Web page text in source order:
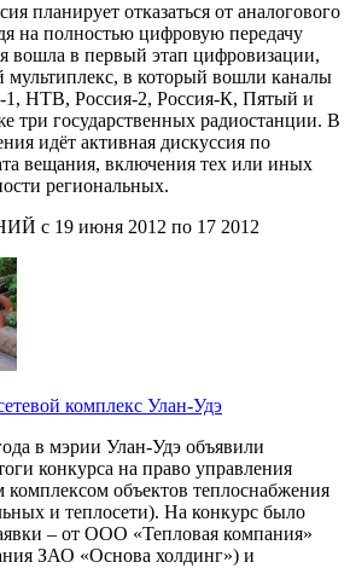
планирует отказаться от аналогового
на полностью цифровую передачу
вошла в первый этап цифровизации,
мультиплекс, в который вошли каналы
1, НТВ, Россия-2, Россия-К, Пятый и
три государственных радиостанции. В
идёт активная дискуссия по
вещания, включения тех или иных
региональных.
с 19 июня 2012 по 17 2012
комплекс Улан-Удэ
в мэрии Улан-Удэ объявили
конкурса на право управления
объектов теплоснабжения
и теплосети). На конкурс было
– от ООО «Тепловая компания»
ЗАО «Основа холдинг») и